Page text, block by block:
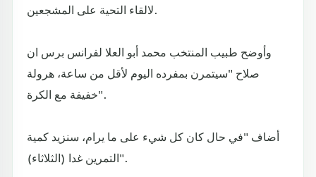
لالقاء التحية على المشجعين.
وأوضح طبيب المنتخب محمد أبو العلا لفرانس برس ان
صلاح "سيتمرن بمفرده اليوم لأقل من ساعة، هرولة
خفيفة مع الكرة".
أضاف "في حال كان كل شيء على ما يرام، سنزيد كمية
التمرين غدا (الثلاثاء)".